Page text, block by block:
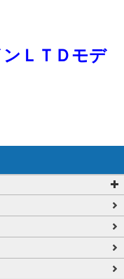
ＬＴＤモデ